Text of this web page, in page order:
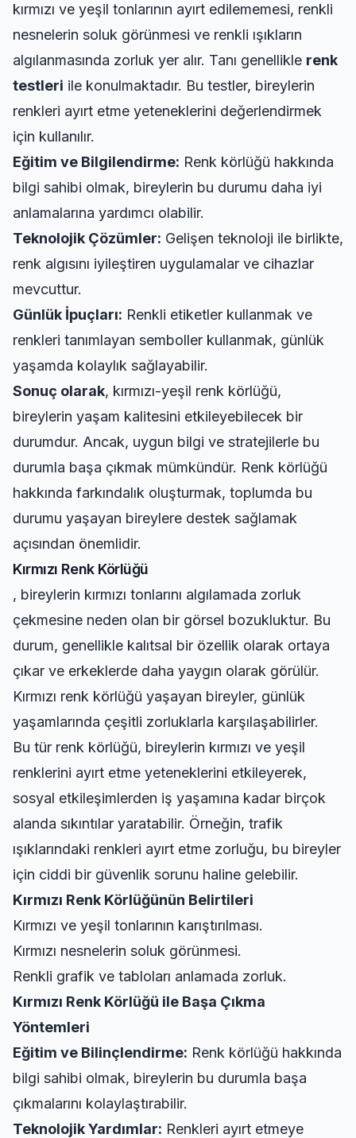
kırmızı ve yeşil tonlarının ayırt edilememesi, renkli
nesnelerin soluk görünmesi ve renkli ışıkların
algılanmasında zorluk yer alır. Tanı genellikle renk
testleri ile konulmaktadır. Bu testler, bireylerin
renkleri ayırt etme yeteneklerini değerlendirmek
için kullanılır.
Eğitim ve Bilgilendirme: Renk körlüğü hakkında
bilgi sahibi olmak, bireylerin bu durumu daha iyi
anlamalarına yardımcı olabilir.
Teknolojik Çözümler: Gelişen teknoloji ile birlikte,
renk algısını iyileştiren uygulamalar ve cihazlar
mevcuttur.
Günlük İpuçları: Renkli etiketler kullanmak ve
renkleri tanımlayan semboller kullanmak, günlük
yaşamda kolaylık sağlayabilir.
Sonuç olarak, kırmızı-yeşil renk körlüğü,
bireylerin yaşam kalitesini etkileyebilecek bir
durumdur. Ancak, uygun bilgi ve stratejilerle bu
durumla başa çıkmak mümkündür. Renk körlüğü
hakkında farkındalık oluşturmak, toplumda bu
durumu yaşayan bireylere destek sağlamak
açısından önemlidir.
Kırmızı Renk Körlüğü
, bireylerin kırmızı tonlarını algılamada zorluk
çekmesine neden olan bir görsel bozukluktur. Bu
durum, genellikle kalıtsal bir özellik olarak ortaya
çıkar ve erkeklerde daha yaygın olarak görülür.
Kırmızı renk körlüğü yaşayan bireyler, günlük
yaşamlarında çeşitli zorluklarla karşılaşabilirler.
Bu tür renk körlüğü, bireylerin kırmızı ve yeşil
renklerini ayırt etme yeteneklerini etkileyerek,
sosyal etkileşimlerden iş yaşamına kadar birçok
alanda sıkıntılar yaratabilir. Örneğin, trafik
ışıklarındaki renkleri ayırt etme zorluğu, bu bireyler
için ciddi bir güvenlik sorunu haline gelebilir.
Kırmızı Renk Körlüğünün Belirtileri
Kırmızı ve yeşil tonlarının karıştırılması.
Kırmızı nesnelerin soluk görünmesi.
Renkli grafik ve tabloları anlamada zorluk.
Kırmızı Renk Körlüğü ile Başa Çıkma
Yöntemleri
Eğitim ve Bilinçlendirme: Renk körlüğü hakkında
bilgi sahibi olmak, bireylerin bu durumla başa
çıkmalarını kolaylaştırabilir.
Teknolojik Yardımlar: Renkleri ayırt etmeye